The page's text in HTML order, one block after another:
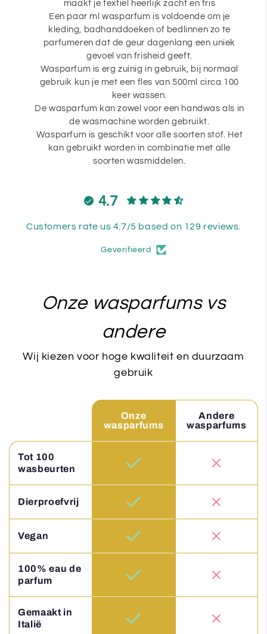
maakt je textiel heerlijk zacht en fris
Een paar ml wasparfum is voldoende om je
kleding, badhanddoeken of bedlinnen zo te
parfumeren dat de geur dagenlang een uniek
gevoel van frisheid geeft.
Wasparfum is erg zuinig in gebruik, bij normaal
gebruik kun je met een fles van 500ml circa 100
keer wassen.
De wasparfum kan zowel voor een handwas als in
de wasmachine worden gebruikt.
Wasparfum is geschikt voor alle soorten stof. Het
kan gebruikt worden in combinatie met alle
soorten wasmiddelen.
4.7
Customers rate us 4.7/5 based on 129 reviews.
Geverifieerd
Onze wasparfums vs
andere
Wij kiezen voor hoge kwaliteit en duurzaam
gebruik
Onze
wasparfums
Andere
wasparfums
Tot 100
wasbeurten
Dierproefvrij
Vegan
100% eau de
parfum
Gemaakt in
Italië